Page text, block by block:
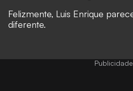
Felizmente, Luis Enrique
diferente.